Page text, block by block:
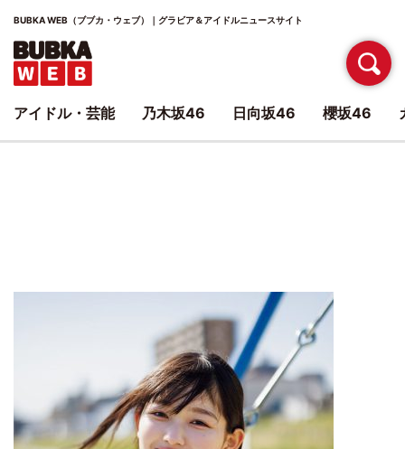
BUBKA WEB（ブブカ・ウェブ）｜グラビア＆アイドルニュースサイト
アイドル・芸能 乃木坂46 日向坂46 櫻坂46